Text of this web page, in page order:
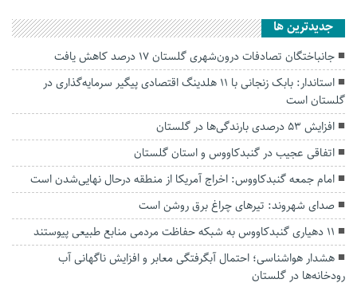
جديدترين ها
جانباختگان تصادفات درون‌شهری گلستان ۱۷ درصد کاهش یافت
استاندار: بابک زنجانی با ۱۱ هلدینگ اقتصادی پیگیر سرمایه‌گذاری در
گلستان است
افزایش ۵۳ درصدی بارندگی‌ها در گلستان
اتفاقی عجیب در‌ گنبدکاووس و استان گلستان
امام جمعه گنبدکاووس: اخراج آمریکا از منطقه درحال نهایی‌شدن است
صدای شهروند: تیرهای چراغ برق روشن است
۱۱ دهیاری گنبدکاووس به شبکه حفاظت مردمی منابع طبیعی پیوستند
هشدار هواشناسی؛ احتمال آبگرفتگی معابر و افزایش ناگهانی آب
رودخانه‌ها در گلستان